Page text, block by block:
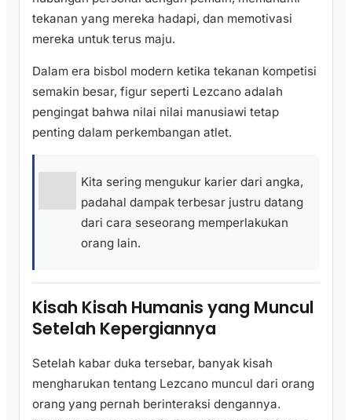
tekanan yang mereka hadapi, dan memotivasi
mereka untuk terus maju.
Dalam era bisbol modern ketika tekanan kompetisi
semakin besar, figur seperti Lezcano adalah
pengingat bahwa nilai nilai manusiawi tetap
penting dalam perkembangan atlet.
Kita sering mengukur karier dari angka,
padahal dampak terbesar justru datang
dari cara seseorang memperlakukan
orang lain.
Kisah Kisah Humanis yang Muncul
Setelah Kepergiannya
Setelah kabar duka tersebar, banyak kisah
mengharukan tentang Lezcano muncul dari orang
orang yang pernah berinteraksi dengannya.